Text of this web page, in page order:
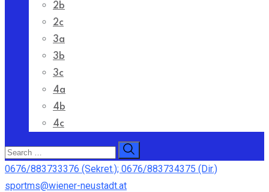
2b
2c
3a
3b
3c
4a
4b
4c
0676/883733376 (Sekret.); 0676/883734375 (Dir.)
sportms@wiener-neustadt.at